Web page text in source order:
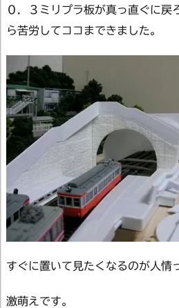
０．３ミリプラ板が真っ直ぐに戻
ら苦労してココまできました。
すぐに置いて見たくなるのが人情
激萌えです。